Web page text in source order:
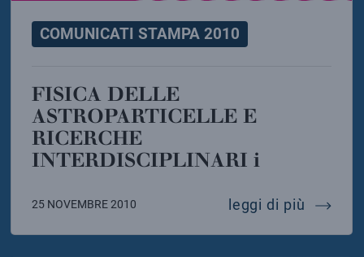
e elettroni per la radiografia del futuro
COMUNICATI STAMPA 2010
FISICA DELLE
ASTROPARTICELLE E
RICERCHE
INTERDISCIPLINARI i
25 NOVEMBRE 2010 leggi di più fisica